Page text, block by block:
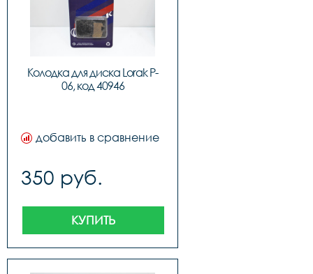
Колодка для диска Lorak P-
06, код 40946
добавить в сравнение
350 руб.
КУПИТЬ